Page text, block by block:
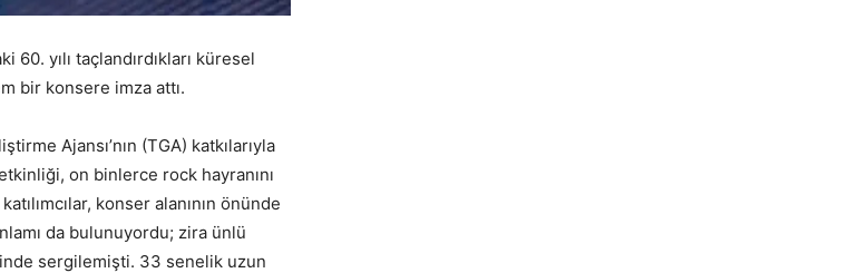
yılı taçlandırdıkları küresel
bir konsere imza attı.
Ajansı’nın (TGA) katkılarıyla
on binlerce rock hayranını
konser alanının önünde
da bulunuyordu; zira ünlü
sergilemişti. 33 senelik uzun